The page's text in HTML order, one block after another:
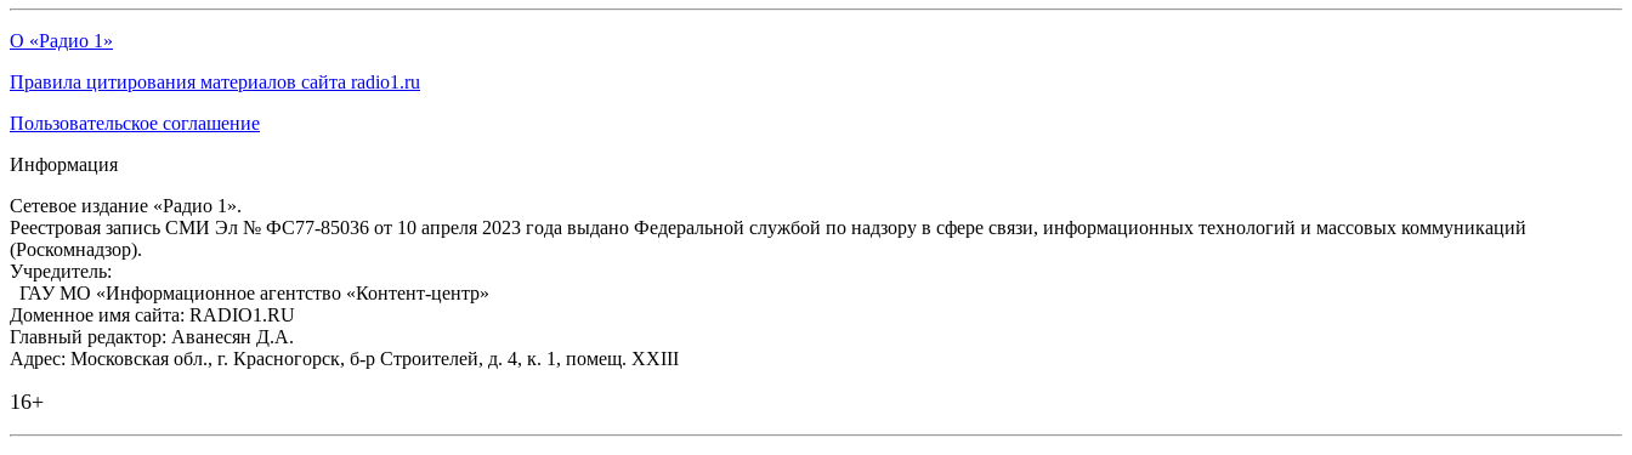
О «Радио 1»
Правила цитирования материалов сайта radio1.ru
Пользовательское соглашение
Информация
Сетевое издание «Радио 1».
Реестровая запись СМИ Эл № ФС77-85036 от 10 апреля 2023 года выдано Федеральной службой по надзору в сфере связи, информационных технологий и массовых коммуникаций
(Роскомнадзор).
Учредитель:
ГАУ МО «Информационное агентство «Контент-центр»
Доменное имя сайта: RADIO1.RU
Главный редактор: Аванесян Д.А.
Адрес: Московская обл., г. Красногорск, б-р Строителей, д. 4, к. 1, помещ. XXIII
16+